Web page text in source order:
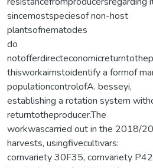
sincemostspeciesof non-host
plantsofnematodes
do
thisworkaimstoidentify a formof
populationcontrolofA. besseyi,
establishing a rotation system
returntotheproducer.The
workwascarried out in the 2018/
harvests, usingfivecultivars:
cornvariety 30F35, cornvariety